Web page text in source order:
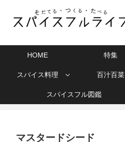
HOME 特集
スパイス料理 百汁百菜
スパイスフル図鑑
マスタードシード